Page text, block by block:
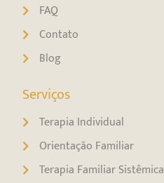
FAQ
Contato
Blog
Serviços
Terapia Individual
Orientação Familiar
Terapia Familiar Sistêmica